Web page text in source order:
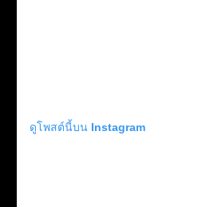
ดูโพสต์นี้บน Instagram